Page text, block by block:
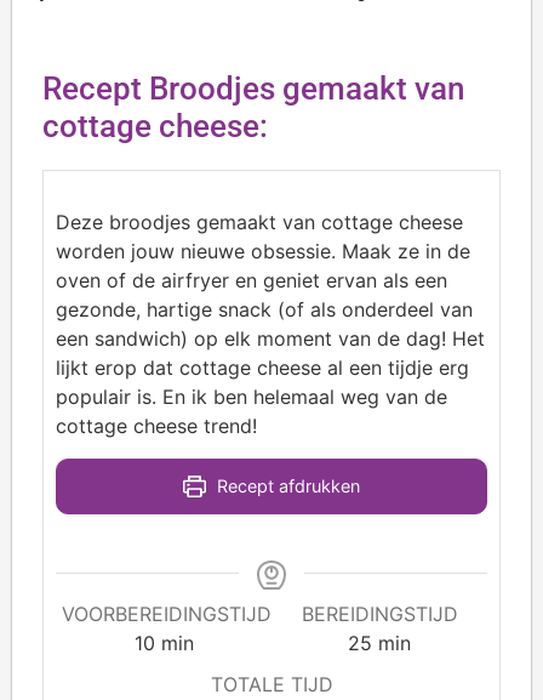
Recept Broodjes gemaakt van
cottage cheese:
Deze broodjes gemaakt van cottage cheese
worden jouw nieuwe obsessie. Maak ze in de
oven of de airfryer en geniet ervan als een
gezonde, hartige snack (of als onderdeel van
een sandwich) op elk moment van de dag! Het
lijkt erop dat cottage cheese al een tijdje erg
populair is. En ik ben helemaal weg van de
cottage cheese trend!
Recept afdrukken
VOORBEREIDINGSTIJD
10 min
BEREIDINGSTIJD
25 min
TOTALE TIJD